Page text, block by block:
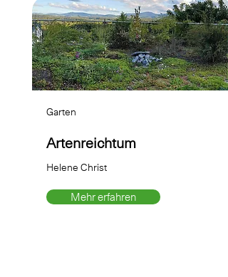
Garten
Artenreichtum
Helene Christ
Mehr erfahren